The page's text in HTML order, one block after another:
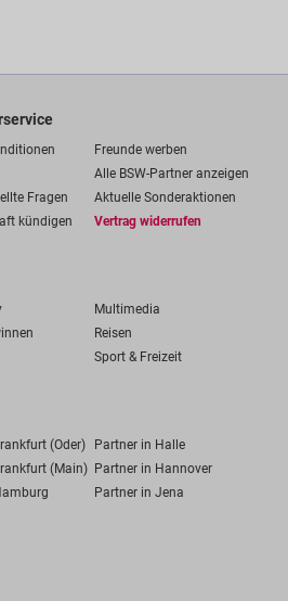
Freunde werben
Alle BSW-Partner anzeigen
Fragen
Aktuelle Sonderaktionen
kündigen
Vertrag widerrufen
Multimedia
Reisen
Sport & Freizeit
(Oder) Partner in Halle
(Main) Partner in Hannover
Partner in Jena